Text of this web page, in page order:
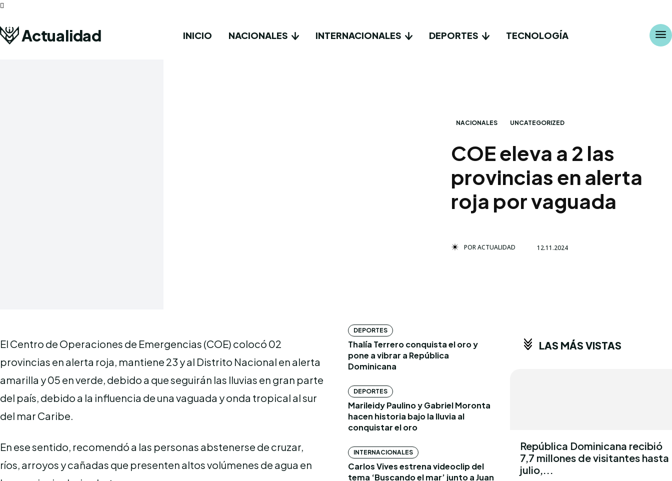
Actualidad INICIO NACIONALES INTERNACIONALES DEPORTES TECNOLOGÍA
NACIONALES UNCATEGORIZED
COE eleva a 2 las
provincias en alerta
roja por vaguada
PORACTUALIDAD 12.11.2024
El Centro de Operaciones de Emergencias (COE) colocó 02
provincias en alerta roja, mantiene 23 y al Distrito Nacional en alerta
amarilla y 05 en verde, debido a que seguirán las lluvias en gran parte
del país, debido a la influencia de una vaguada y onda tropical al sur
del mar Caribe.
En ese sentido, recomendó a las personas abstenerse de cruzar,
ríos, arroyos y cañadas que presenten altos volúmenes de agua en
DEPORTES
Thalía Terrero conquista el oro y
pone a vibrar a República
Dominicana
DEPORTES
Marileidy Paulino y Gabriel Moronta
hacen historia bajo la lluvia al
conquistar el oro
INTERNACIONALES
Carlos Vives estrena videoclip del
tema ‘Buscando el mar’ junto a Juan
LAS MÁS VISTAS
República Dominicana recibió
7,7 millones de visitantes hasta
julio,...